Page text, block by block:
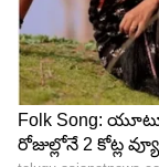
4
10